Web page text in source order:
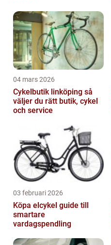
04 mars 2026
Cykelbutik linköping så
väljer du rätt butik, cykel
och service
03 februari 2026
Köpa elcykel guide till
smartare
vardagspendling